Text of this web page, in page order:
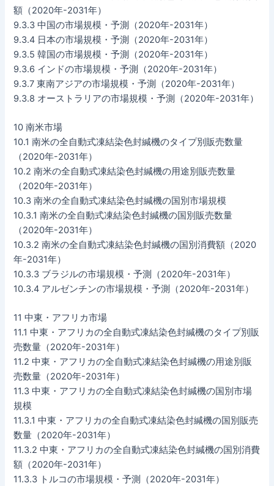
額（2020年-2031年）
9.3.3 中国の市場規模・予測（2020年-2031年）
9.3.4 日本の市場規模・予測（2020年-2031年）
9.3.5 韓国の市場規模・予測（2020年-2031年）
9.3.6 インドの市場規模・予測（2020年-2031年）
9.3.7 東南アジアの市場規模・予測（2020年-2031年）
9.3.8 オーストラリアの市場規模・予測（2020年-2031年）
10 南米市場
10.1 南米の全自動式凍結染色封緘機のタイプ別販売数量
（2020年-2031年）
10.2 南米の全自動式凍結染色封緘機の用途別販売数量
（2020年-2031年）
10.3 南米の全自動式凍結染色封緘機の国別市場規模
10.3.1 南米の全自動式凍結染色封緘機の国別販売数量
（2020年-2031年）
10.3.2 南米の全自動式凍結染色封緘機の国別消費額（2020
年-2031年）
10.3.3 ブラジルの市場規模・予測（2020年-2031年）
10.3.4 アルゼンチンの市場規模・予測（2020年-2031年）
11 中東・アフリカ市場
11.1 中東・アフリカの全自動式凍結染色封緘機のタイプ別販
売数量（2020年-2031年）
11.2 中東・アフリカの全自動式凍結染色封緘機の用途別販
売数量（2020年-2031年）
11.3 中東・アフリカの全自動式凍結染色封緘機の国別市場
規模
11.3.1 中東・アフリカの全自動式凍結染色封緘機の国別販売
数量（2020年-2031年）
11.3.2 中東・アフリカの全自動式凍結染色封緘機の国別消費
額（2020年-2031年）
11.3.3 トルコの市場規模・予測（2020年-2031年）